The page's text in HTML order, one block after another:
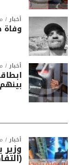
أخبار
أخبار
أخبار